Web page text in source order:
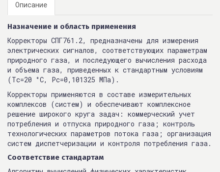
Описание
Назначение и область применения
Корректоры СПГ761.2, предназначены для измерения
электрических сигналов, соответствующих параметрам
природного газа, и последующего вычисления расхода
и объема газа, приведенных к стандартным условиям
(Тc=20 °С, Рc=0,101325 МПа).
Корректоры применяются в составе измерительных
комплексов (систем) и обеспечивают комплексное
решение широкого круга задач: коммерческий учет
потребления и отпуска природного газа; контроль
технологических параметров потока газа; организация
систем диспетчеризации и контроля потребления газа.
Соответствие стандартам